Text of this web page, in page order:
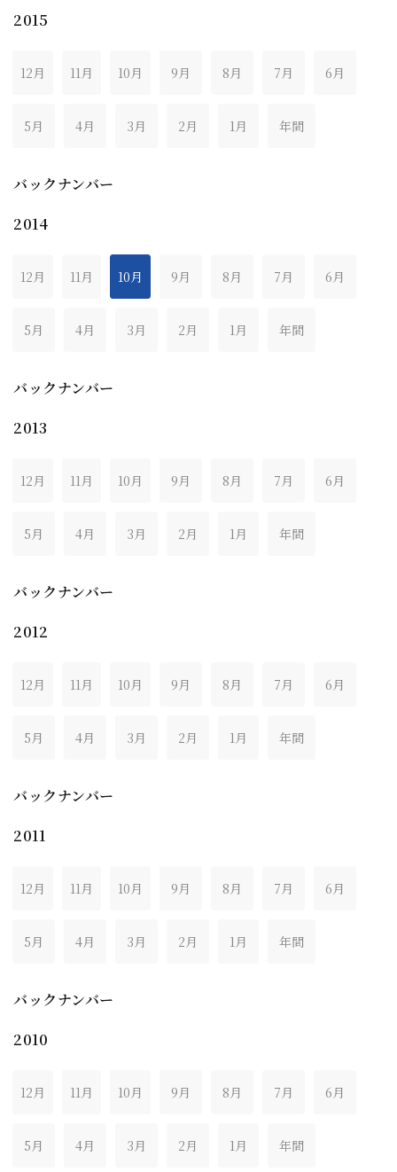
2015
12月 11月 10月 9月 8月 7月 6月
5月 4月 3月 2月 1月 年間
バックナンバー
2014
12月 11月 10月 9月 8月 7月 6月
5月 4月 3月 2月 1月 年間
バックナンバー
2013
12月 11月 10月 9月 8月 7月 6月
5月 4月 3月 2月 1月 年間
バックナンバー
2012
12月 11月 10月 9月 8月 7月 6月
5月 4月 3月 2月 1月 年間
バックナンバー
2011
12月 11月 10月 9月 8月 7月 6月
5月 4月 3月 2月 1月 年間
バックナンバー
2010
12月 11月 10月 9月 8月 7月 6月
5月 4月 3月 2月 1月 年間